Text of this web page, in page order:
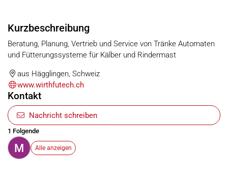
Kurzbeschreibung
Beratung, Planung, Vertrieb und Service von Tränke Automaten
und Fütterungssysteme für Kälber und Rindermast
aus Hägglingen, Schweiz
www.wirthfutech.ch
Kontakt
Nachricht schreiben
1 Folgende
M Alle anzeigen